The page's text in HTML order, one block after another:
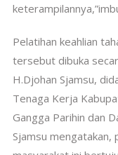
Pelatihan keahlian
tersebut dibuka
H.Djohan Sjamsu,
Tenaga Kerja
Gangga Parihin dan
Sjamsu mengatakan,